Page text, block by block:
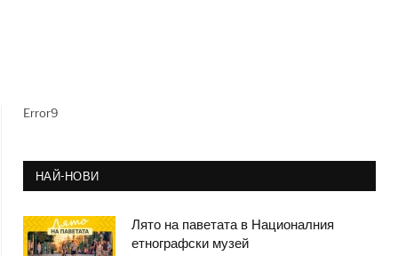
Error9
НАЙ-НОВИ
Лято на паветата в Националния
етнографски музей